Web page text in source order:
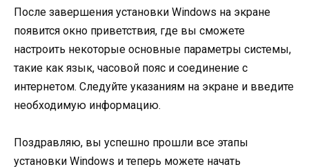
После завершения установки Windows на экране
появится окно приветствия, где вы сможете
настроить некоторые основные параметры системы,
такие как язык, часовой пояс и соединение с
интернетом. Следуйте указаниям на экране и введите
необходимую информацию.
Поздравляю, вы успешно прошли все этапы
установки Windows и теперь можете начать